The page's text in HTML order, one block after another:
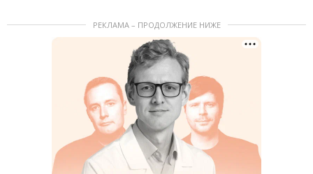
РЕКЛАМА – ПРОДОЛЖЕНИЕ НИЖЕ